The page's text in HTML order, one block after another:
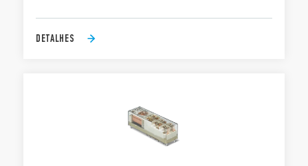
DETALHES